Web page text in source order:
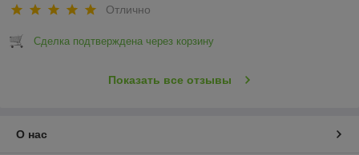
Отлично
Сделка подтверждена через корзину
Показать все отзывы
О нас